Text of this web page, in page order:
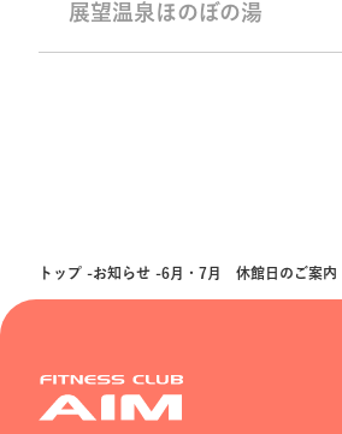
展望温泉ほのぼの湯
トップ お知らせ 6月・7月 休館日のご案内